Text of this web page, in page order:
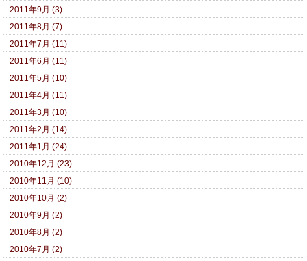
2011年9月 (3)
2011年8月 (7)
2011年7月 (11)
2011年6月 (11)
2011年5月 (10)
2011年4月 (11)
2011年3月 (10)
2011年2月 (14)
2011年1月 (24)
2010年12月 (23)
2010年11月 (10)
2010年10月 (2)
2010年9月 (2)
2010年8月 (2)
2010年7月 (2)